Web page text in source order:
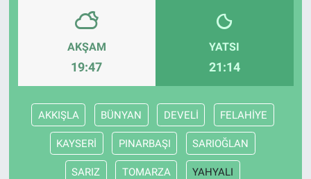
AKŞAM
19:47
YATSI
21:14
AKKIŞLA BÜNYAN DEVELİ FELAHİYE
KAYSERİ PINARBAŞI SARIOĞLAN
SARIZ TOMARZA YAHYALI